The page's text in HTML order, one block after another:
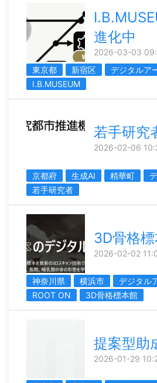
進化中
2026-03-03
東京都
新宿区 デジタルア
I.B.MUSEUM
若手研究
2026-02-06
京都府 生成AI 精華町
若手研究者
3D骨格
2026-02-02
神奈川県 横浜市
デジタル
ROOT ON
3D骨格標本館
提案型助
2026-01-29